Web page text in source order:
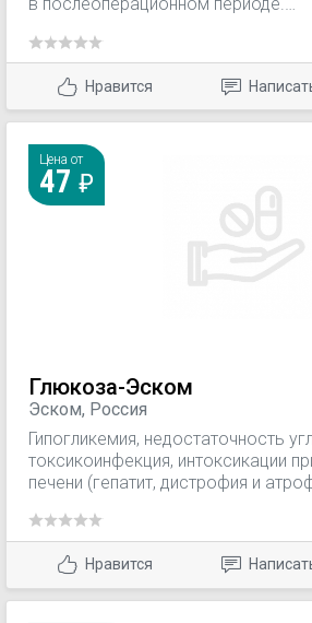
Коллапс, шок (как компонент
кровезамещающих и
Используется для приготовления
лекарственных средств для в/в
Нравится
Цена от
47
Глюкоза-Эском
Эском, Россия
Гипогликемия, недостаточность
токсикоинфекция, интоксикации
печени (гепатит, дистрофия и
диатез; дегидратация (рвота,
послеоперационный период);
шок. Как компонент различных
противошоковых жидкостей; для
Нравится